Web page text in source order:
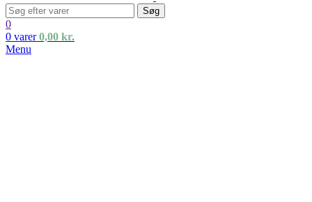
Søg
0
0 varer 0,00 kr.
Menu